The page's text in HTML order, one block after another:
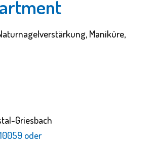
Maniküre,
Griesbach
oder